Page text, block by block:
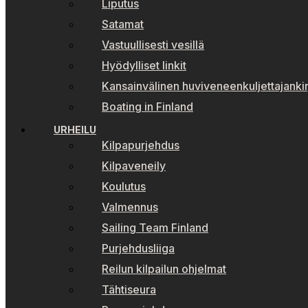
Liputus
Satamat
Vastuullisesti vesillä
Hyödylliset linkit
Kansainvälinen
Boating in Finland
URHEILU
Kilpapurjehdus
Kilpaveneily
Koulutus
Valmennus
Sailing Team Finland
Purjehdusliiga
Reilun kilpailun ohjelmat
Tähtiseura